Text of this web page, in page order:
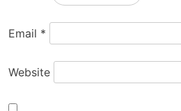
Email *
Website